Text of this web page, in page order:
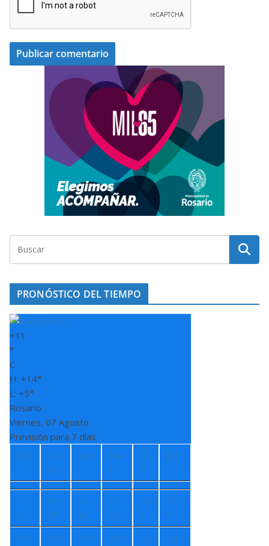
PRONÓSTICO DEL TIEMPO
+11
°
C
H: +14°
L: +5°
Rosario
Viernes, 07 Agosto
Previsión para 7 días
Sáb
Do
m
Lun
Ma
r
Mi
é
Jue
+1
6°
+1
5°
+1
4°
+1
3°
+9
°
+13
°
+7° +5° +3° +5° +8
+8°